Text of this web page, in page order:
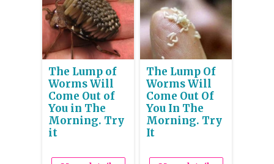
The Lump of
Worms Will
Come Out of
You in The
Morning. Try
it
The Lump Of
Worms Will
Come Out Of
You In The
Morning. Try
It